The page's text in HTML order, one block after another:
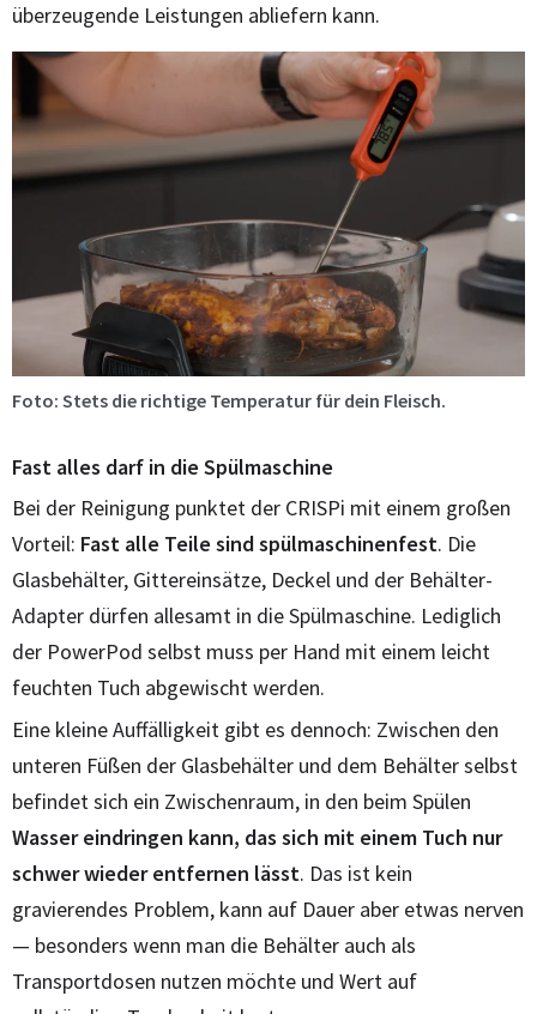
überzeugende Leistungen abliefern kann.
Foto: Stets die richtige Temperatur für dein Fleisch.
Fast alles darf in die Spülmaschine
Bei der Reinigung punktet der CRISPi mit einem großen
Vorteil: Fast alle Teile sind spülmaschinenfest. Die
Glasbehälter, Gittereinsätze, Deckel und der Behälter-
Adapter dürfen allesamt in die Spülmaschine. Lediglich
der PowerPod selbst muss per Hand mit einem leicht
feuchten Tuch abgewischt werden.
Eine kleine Auffälligkeit gibt es dennoch: Zwischen den
unteren Füßen der Glasbehälter und dem Behälter selbst
befindet sich ein Zwischenraum, in den beim Spülen
Wasser eindringen kann, das sich mit einem Tuch nur
schwer wieder entfernen lässt. Das ist kein
gravierendes Problem, kann auf Dauer aber etwas nerven
— besonders wenn man die Behälter auch als
Transportdosen nutzen möchte und Wert auf